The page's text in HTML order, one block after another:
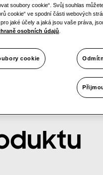
soubory cookie“. Svůj souhlas
cookie“ ve spodní části webových
jaké účely a jaká jsou vaše práva,
osobních údajů
cookie